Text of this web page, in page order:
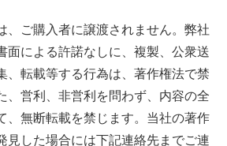
、ご購入者に譲渡されません。弊社
面による許諾なしに、複製、公衆送
、転載等する行為は、著作権法で禁
、営利、非営利を問わず、内容の全
、無断転載を禁じます。当社の著作
見した場合には下記連絡先までご連